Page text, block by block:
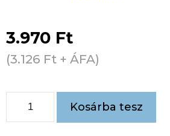
3.970 Ft
(3.126 Ft + ÁFA)
Kosárba tesz